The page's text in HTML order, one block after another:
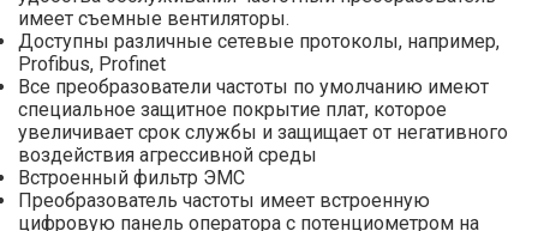
имеет съемные вентиляторы.
Доступны различные сетевые протоколы, например,
Profibus, Profinet
Все преобразователи частоты по умолчанию имеют
специальное защитное покрытие плат, которое
увеличивает срок службы и защищает от негативного
воздействия агрессивной среды
Встроенный фильтр ЭМС
Преобразователь частоты имеет встроенную
цифровую панель оператора с потенциометром на